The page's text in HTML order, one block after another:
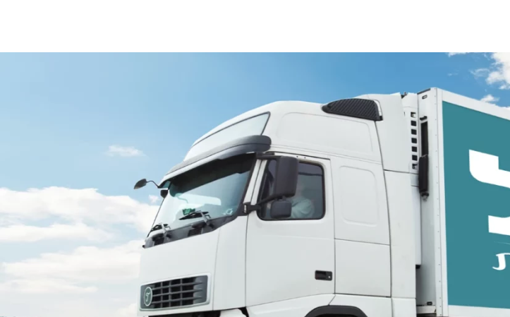
לקבלת הצעת מחיר תשלחו תמונות או סרטון וידאו לוואטסאפ